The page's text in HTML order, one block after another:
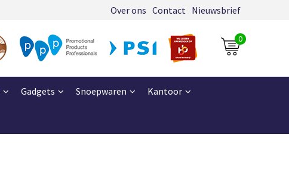
Over ons Contact Nieuwsbrief
0
Gadgets Snoepwaren Kantoor